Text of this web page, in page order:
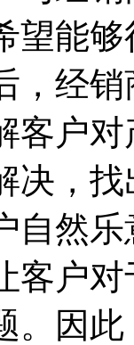
望能
，经
客户
决，
自然
客户
。因